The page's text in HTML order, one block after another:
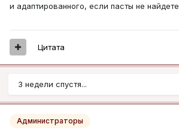
и адаптированного, если пасты не найдете
Цитата
3 недели спустя...
Администраторы